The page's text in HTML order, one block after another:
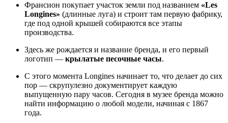
Франсион покупает участок земли под названием «Les
Longines» (длинные луга) и строит там первую фабрику,
где под одной крышей собираются все этапы
производства.
Здесь же рождается и название бренда, и его первый
логотип — крылатые песочные часы.
С этого момента Longines начинает то, что делает до сих
пор — скрупулезно документирует каждую
выпущенную пару часов. Сегодня в музее бренда можно
найти информацию о любой модели, начиная с 1867
года.